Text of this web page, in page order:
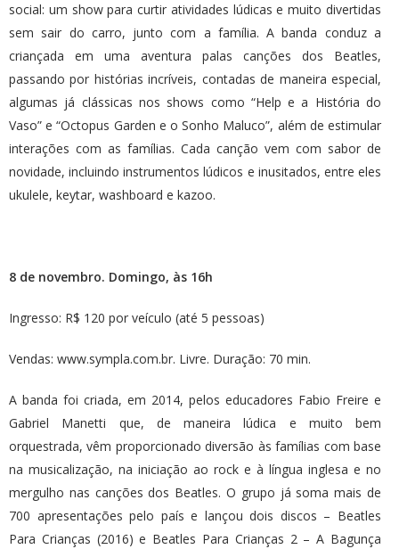
social: um show para curtir atividades lúdicas e muito divertidas
sem sair do carro, junto com a família. A banda conduz a
criançada em uma aventura palas canções dos Beatles,
passando por histórias incríveis, contadas de maneira especial,
algumas já clássicas nos shows como “Help e a História do
Vaso” e “Octopus Garden e o Sonho Maluco”, além de estimular
interações com as famílias. Cada canção vem com sabor de
novidade, incluindo instrumentos lúdicos e inusitados, entre eles
ukulele, keytar, washboard e kazoo.
8 de novembro. Domingo, às 16h
Ingresso: R$ 120 por veículo (até 5 pessoas)
Vendas: www.sympla.com.br. Livre. Duração: 70 min.
A banda foi criada, em 2014, pelos educadores Fabio Freire e
Gabriel Manetti que, de maneira lúdica e muito bem
orquestrada, vêm proporcionado diversão às famílias com base
na musicalização, na iniciação ao rock e à língua inglesa e no
mergulho nas canções dos Beatles. O grupo já soma mais de
700 apresentações pelo país e lançou dois discos – Beatles
Para Crianças (2016) e Beatles Para Crianças 2 – A Bagunça